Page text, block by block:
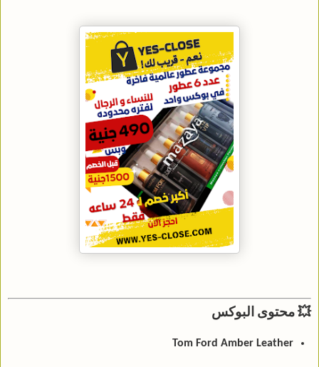
💥 محتوى البوكس
Tom Ford Amber Leather